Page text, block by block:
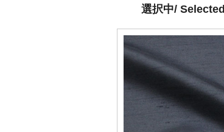
選択中/ Selected